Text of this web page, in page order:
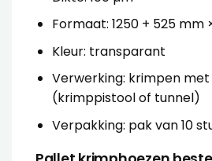
Formaat: 1250 + 525 mm
Kleur: transparant
Verwerking: krimpen
(krimppistool of tunnel)
Verpakking: pak van 10